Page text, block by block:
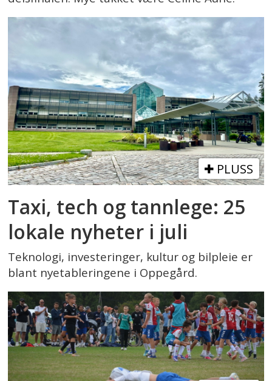
PLUSS
Taxi, tech og tannlege: 25
lokale nyheter i juli
Teknologi, investeringer, kultur og bilpleie er
blant nyetableringene i Oppegård.